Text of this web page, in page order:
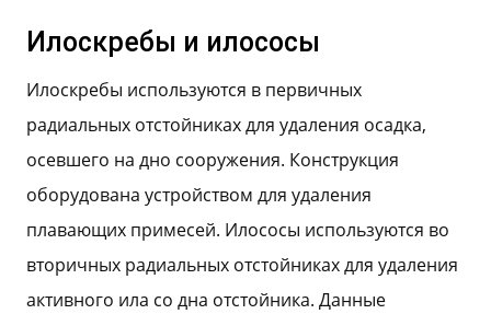
Илоскребы и илососы
Илоскребы используются в первичных
радиальных отстойниках для удаления осадка,
осевшего на дно сооружения. Конструкция
оборудована устройством для удаления
плавающих примесей. Илососы используются во
вторичных радиальных отстойниках для удаления
активного ила со дна отстойника. Данные